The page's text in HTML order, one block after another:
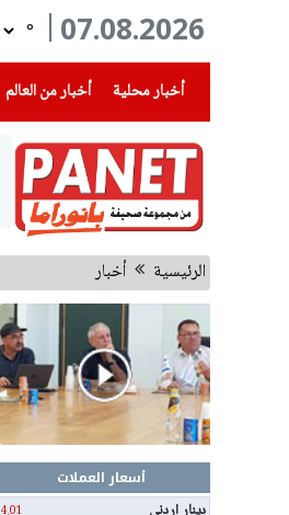
07.08.2026
°
أخبار محلية
(current) أخبار من العالم
الرئيسية أخبار
أسعار العملات
4.01